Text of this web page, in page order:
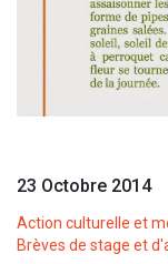
23 Octobre 2014
Action culturelle et
Brèves de stage et